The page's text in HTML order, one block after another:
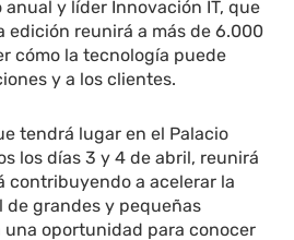
y líder Innovación IT, que
edición reunirá a más de 6.000
cómo la tecnología puede
y a los clientes.
tendrá lugar en el Palacio
los días 3 y 4 de abril, reunirá
contribuyendo a acelerar la
de grandes y pequeñas
una oportunidad para conocer